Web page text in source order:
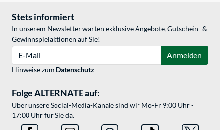
Stets informiert
In unserem Newsletter warten exklusive Angebote, Gutschein- &
Gewinnspielaktionen auf Sie!
Anmelden
Hinweise zum Datenschutz
Folge ALTERNATE auf:
Über unsere Social-Media-Kanäle sind wir Mo-Fr 9:00 Uhr -
17:00 Uhr für Sie da.